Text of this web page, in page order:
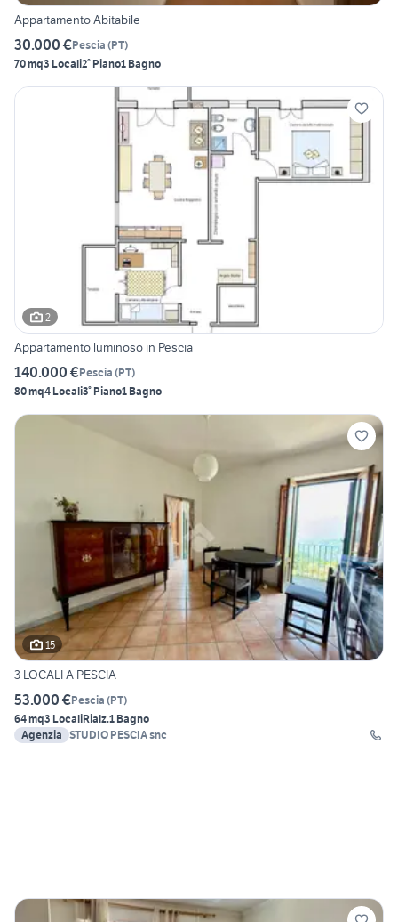
Appartamento Abitabile
30.000 €Pescia (PT)
70 mq3 Locali2° Piano1 Bagno
2
Appartamento luminoso in Pescia
140.000 €Pescia (PT)
80 mq4 Locali3° Piano1 Bagno
15
3 LOCALI A PESCIA
53.000 €Pescia (PT)
64 mq3 LocaliRialz.1 Bagno
Agenzia STUDIO PESCIA snc